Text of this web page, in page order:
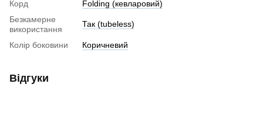
Корд
Folding (кевларовий)
Безкамерне
використання
Так (tubeless)
Колір боковини Коричневий
Відгуки